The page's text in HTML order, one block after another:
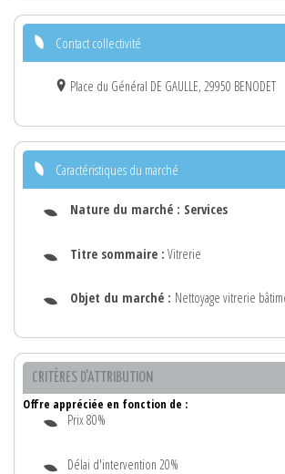
Contact collectivité
Place du Général DE GAULLE, 29950 BENODET
Caractéristiques du marché
Nature du marché : Services
Titre sommaire : Vitrerie
Objet du marché : Nettoyage vitrerie
CRITÈRES D'ATTRIBUTION
Offre appréciée en fonction de :
Prix 80%
Délai d'intervention 20%